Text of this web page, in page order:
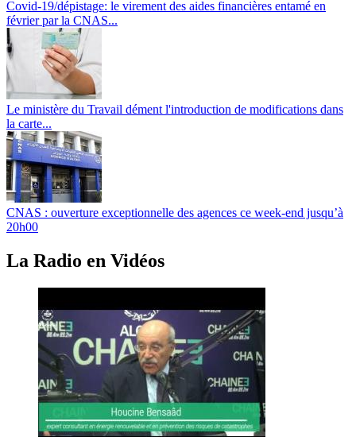
Covid-19/dépistage: le virement des aides financières entamé en
février par la CNAS...
Le ministère du Travail dément l'introduction de modifications dans
la carte...
CNAS : ouverture exceptionnelle des agences ce week-end jusqu’à
20h00
La Radio en Vidéos